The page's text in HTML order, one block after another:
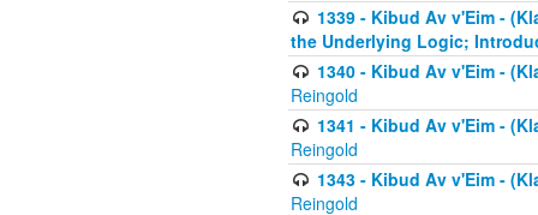
1339 - Kibud Av v'Eim -
the Underlying Logic;
1340 - Kibud Av v'Eim -
Reingold
1341 - Kibud Av v'Eim -
Reingold
1343 - Kibud Av v'Eim -
Reingold